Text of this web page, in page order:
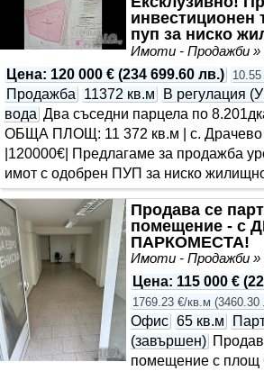
инвестиционен
пуп за ниско
строителство
Цена: 120 000 € (234 699.60 лв.)
Продажба 11372 кв.м В регулация
вода Два съседни парцела по
ОБЩА ПЛОЩ: 11 372 кв.м | с.
|120000€| Предлагаме за продажба
имот с одобрен ПУП за ниско
Продава се
помещение - с
ПАРКОМЕСТА!
Цена: 115 000 € (
1769.23 €/кв.м (3460.30
Офис 65 кв.м
(завършен)
помещение с площ